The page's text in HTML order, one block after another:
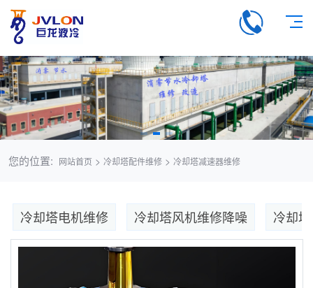
您的位置: 网站首页 > 冷却塔配件维修> 冷却塔减速器维修
冷却塔电机维修 冷却塔风机维修降噪 冷却